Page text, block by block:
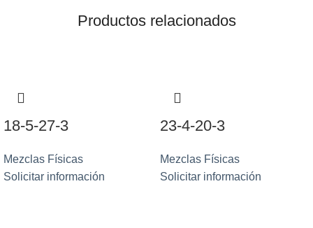
Productos relacionados
18-5-27-3
Mezclas Físicas
Solicitar información
23-4-20-3
Mezclas Físicas
Solicitar información